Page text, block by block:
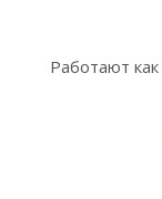
Работают